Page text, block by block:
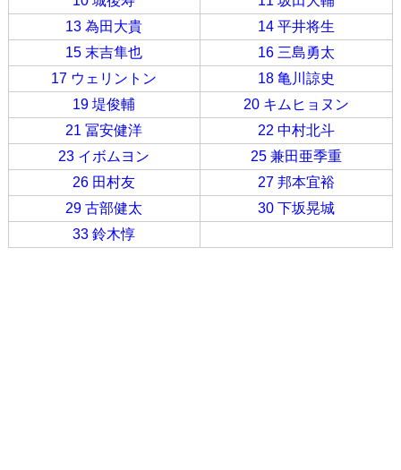
13 為田大貴
14 平井将生
15 末吉隼也
16 三島勇太
17 ウェリントン
18 亀川諒史
19 堤俊輔
20 キムヒョヌン
21 冨安健洋
22 中村北斗
23 イボムヨン
25 兼田亜季重
26 田村友
27 邦本宜裕
29 古部健太
30 下坂晃城
33 鈴木惇